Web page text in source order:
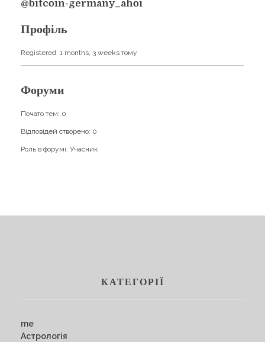
Бізнес допомога
Навчання
Карти Духів
@bitcoin-germany_ahoi
Профіль
Registered: 1 months, 3 weeks тому
Форуми
Почато тем: 0
Відповідей створено: 0
Роль в форумі: Учасник
КАТЕГОРІЇ
me
Астрологія